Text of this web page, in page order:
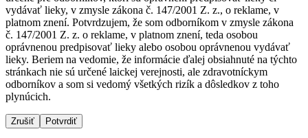
Terapie
Dialyzačné strediská
B. Braun Avitum poskytuje kvalitnú dialyzačnú starostlivosť
vo všetkých svojich strediskách na Slovensku. Viac
informácií nájdete na stránke jednotlivých stredísk.
trh práce​ pre zaujímavé pozície na Slovensku.​
Kontakt
vydávať lieky, v zmysle zákona č. 147/2001 Z. z., o reklame, v
platnom znení. Potvrdzujem, že som odborníkom v zmysle zákona
č. 147/2001 Z. z. o reklame, v platnom znení, teda osobou
oprávnenou predpisovať lieky alebo osobou oprávnenou vydávať
lieky. Beriem na vedomie, že informácie ďalej obsiahnuté na týchto
stránkach nie sú určené laickej verejnosti, ale zdravotníckym
odborníkov a som si vedomý všetkých rizík a dôsledkov z toho
plynúcich.
Zrušiť Potvrdiť